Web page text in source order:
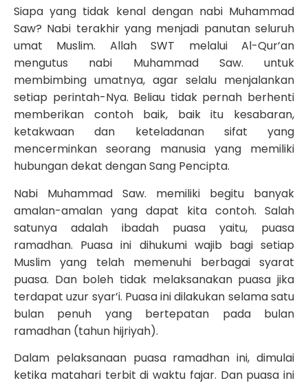
Siapa yang tidak kenal dengan nabi Muhammad
Saw? Nabi terakhir yang menjadi panutan seluruh
umat Muslim. Allah SWT melalui Al-Qur’an
mengutus nabi Muhammad Saw. untuk
membimbing umatnya, agar selalu menjalankan
setiap perintah-Nya. Beliau tidak pernah berhenti
memberikan contoh baik, baik itu kesabaran,
ketakwaan dan keteladanan sifat yang
mencerminkan seorang manusia yang memiliki
hubungan dekat dengan Sang Pencipta.
Nabi Muhammad Saw. memiliki begitu banyak
amalan-amalan yang dapat kita contoh. Salah
satunya adalah ibadah puasa yaitu, puasa
ramadhan. Puasa ini dihukumi wajib bagi setiap
Muslim yang telah memenuhi berbagai syarat
puasa. Dan boleh tidak melaksanakan puasa jika
terdapat uzur syar’i. Puasa ini dilakukan selama satu
bulan penuh yang bertepatan pada bulan
ramadhan (tahun hijriyah).
Dalam pelaksanaan puasa ramadhan ini, dimulai
ketika matahari terbit di waktu fajar. Dan puasa ini